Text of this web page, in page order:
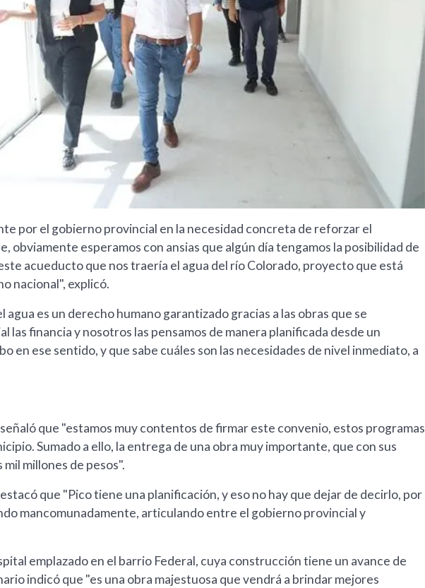
por el gobierno provincial en la necesidad concreta de reforzar el
obviamente esperamos con ansias que algún día tengamos la posibilidad de
acueducto que nos traería el agua del río Colorado, proyecto que está
nacional", explicó.
es un derecho humano garantizado gracias a las obras que se
las financia y nosotros las pensamos de manera planificada desde un
en ese sentido, y que sabe cuáles son las necesidades de nivel inmediato, a
que "estamos muy contentos de firmar este convenio, estos programas
Sumado a ello, la entrega de una obra muy importante, que con sus
millones de pesos".
que "Pico tiene una planificación, y eso no hay que dejar de decirlo, por
mancomunadamente, articulando entre el gobierno provincial y
emplazado en el barrio Federal, cuya construcción tiene un avance de
indicó que "es una obra majestuosa que vendrá a brindar mejores